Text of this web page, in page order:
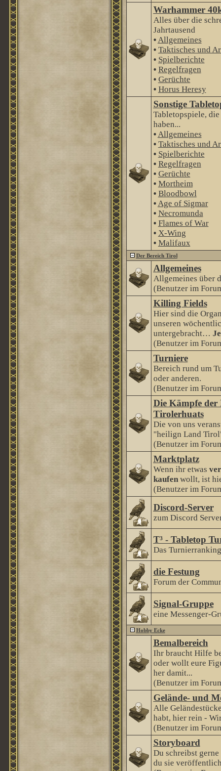
Warhammer
Alles über die
Jahrtausend
•Allgemeines
• Taktisches und
• Spielberichte
• Regelfragen
• Gerüchte
• Horus Heresy
Sonstige
Tabletopspiele,
haben...
•Allgemeines
• Taktisches und
• Spielberichte
• Regelfragen
• Gerüchte
• Mortheim
• Bloodbowl
•Age of Sigmar
• Necromunda
• Flames of War
• X-Wing
• Malifaux
Der Bereich Tirol
Allgemeines
Allgemeines über
(Benutzer im
Killing Fields
Hier sind die
unseren
untergebracht…
(Benutzer im
Turniere
Bereich rund um
oder anderen.
(Benutzer im
Die Kämpfe der
Tirolerhuats
Die von uns
"heilign Land
(Benutzer im
Marktplatz
Wenn ihr etwas
kaufenwollt, ist
(Benutzer im
Discord-Server
zum Discord
T³ - Tabletop
Das
die Festung
Forum der
Signal-Gruppe
eine Messenger-
Hobby Ecke
Bemalbereich
Ihr braucht Hilfe
oder wollt eure
her damit...
(Benutzer im
Gelände- und
Alle
habt, hier rein -
(Benutzer im
Storyboard
Du schreibst
du sie